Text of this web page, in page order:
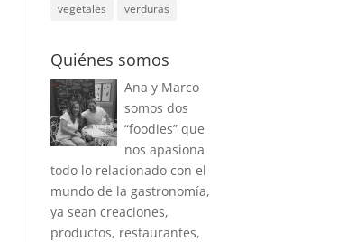
vegetales
verduras
Quiénes somos
Ana y Marco
somos dos
“foodies” que
nos apasiona
todo lo relacionado con el
mundo de la gastronomía,
ya sean creaciones,
productos, restaurantes,